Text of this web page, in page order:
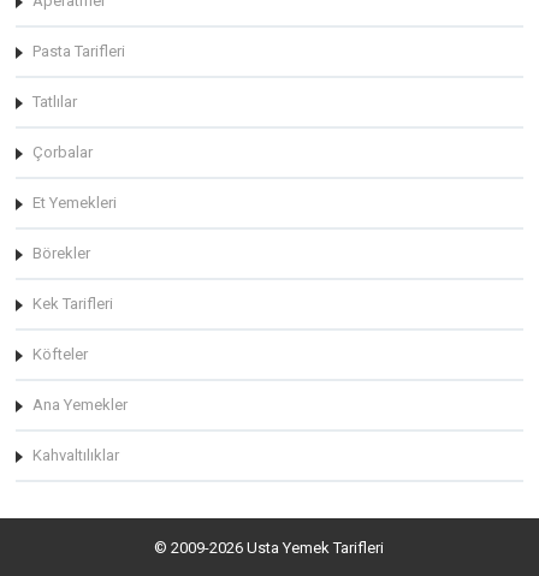
Pasta Tarifleri
Tatlılar
Çorbalar
Et Yemekleri
Börekler
Kek Tarifleri
Köfteler
Ana Yemekler
Kahvaltılıklar
© 2009-2026 Usta Yemek Tarifleri